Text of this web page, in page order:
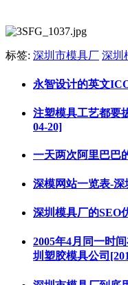
标签: 深圳市模具厂 深圳
永智设计的英文
注塑模具工艺都要
04-20]
一天两次阿里巴巴
深模网站一览表-深
深圳模具厂的SEO
2005年4月同一时
圳塑胶模具公司